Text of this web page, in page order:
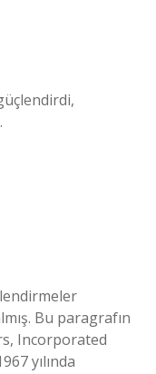
.
Bu paragrafın
Incorporated
yılında